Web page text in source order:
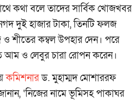
কথা বলে তাদের সার্বিক খোজখবর
দুই হাজার টাকা, তিনটি ফলজ
ও শীতের কম্বল উপহার দেন। পরে
আম ও লেবুর চারা রোপন করেন।
কমিশনারড. মুহাম্মদ মোশাররফ
‘নিজের নামে ভূমিসহ পাকাঘর